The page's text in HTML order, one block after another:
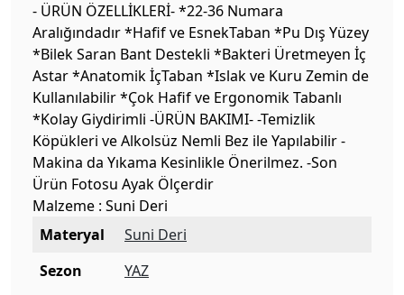
- ÜRÜN ÖZELLİKLERİ- *22-36 Numara
Aralığındadır *Hafif ve EsnekTaban *Pu Dış Yüzey
*Bilek Saran Bant Destekli *Bakteri Üretmeyen İç
Astar *Anatomik İçTaban *Islak ve Kuru Zemin de
Kullanılabilir *Çok Hafif ve Ergonomik Tabanlı
*Kolay Giydirimli -ÜRÜN BAKIMI- -Temizlik
Köpükleri ve Alkolsüz Nemli Bez ile Yapılabilir -
Makina da Yıkama Kesinlikle Önerilmez. -Son
Ürün Fotosu Ayak Ölçerdir
Malzeme : Suni Deri
Materyal
Suni Deri
Sezon
YAZ